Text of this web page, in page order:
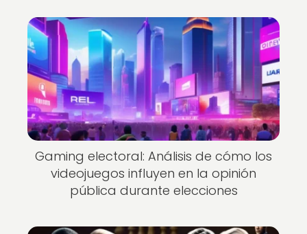
Gaming electoral: Análisis de cómo los
videojuegos influyen en la opinión
pública durante elecciones